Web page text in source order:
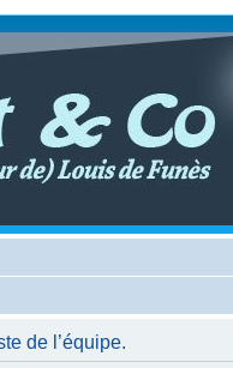
de l’équipe.